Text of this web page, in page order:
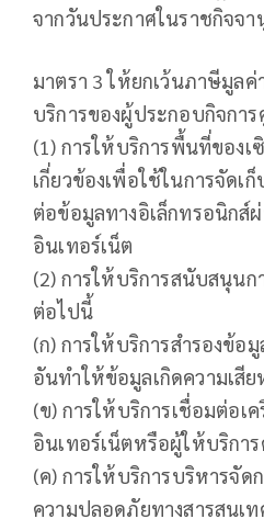
จากวันประกาศในราชกิจจ
มาตรา 3 ให้ยกเว้นภาษีมูล
บริการของผู้ประกอบกิจกา
(1) การให้บริการพื้นที่ของ
เกี่ยวข้องเพื่อใช้ในการจัดเ
ต่อข้อมูลทางอิเล็กทรอนิกส์
อินเทอร์เน็ต
(2) การให้บริการสนับสนุนก
ต่อไปนี้
(ก) การให้บริการสำรองข้อ
อันทำให้ข้อมูลเกิดความเสีย
(ข) การให้บริการเชื่อมต่อเ
อินเทอร์เน็ตหรือผู้ให้บริกา
(ค) การให้บริการบริหารจัด
ความปลอดภัยทางสารสนเท